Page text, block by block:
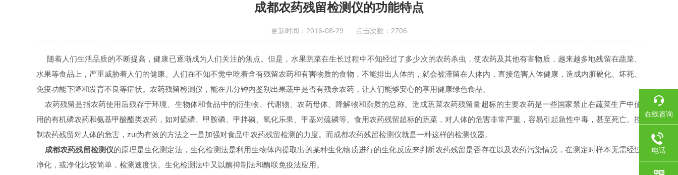
成都农药残留检测仪的功能特点
更新时间：2016-08-29 点击次数：2706
随着人们生活品质的不断提高，健康已逐渐成为人们关注的焦点。但是，水果蔬菜在生长过程中不知经过了多少次的农药杀虫，使农药及其他有害物质，越来越多地残留在蔬菜、
水果等食品上，严重威胁着人们的健康。人们在不知不觉中吃着含有残留农药和有害物质的食物，不能排出人体的，就会被滞留在人体内，直接危害人体健康，造成内脏硬化、坏死、
免疫功能下降和发育不良等症状。农药残留检测仪，能在几分钟内鉴别出果蔬中是否有残余农药，让人们能够安心的享用健康绿色食品。
农药残留是指农药使用后残存于环境、生物体和食品中的衍生物、代谢物、农药母体、降解物和杂质的总称。造成蔬菜农药残留量超标的主要农药是一些国家禁止在蔬菜生产中使
用的有机磷农药和氨基甲酸酯类农药，如对硫磷、甲胺磷、甲拌磷、氧化乐果、甲基对硫磷等。食用农药残留超标的蔬菜，对人体的危害非常严重，容易引起急性中毒，甚至死亡。控
制农药残留对人体的危害，zui为有效的方法之一是加强对食品中农药残留检测的力度。而成都农药残留检测仪就是一种这样的检测仪器。
成都农药残留检测仪的原理是生化测定法，生化检测法是利用生物体内提取出的某种生化物质进行的生化反应来判断农药残留是否存在以及农药污染情况，在测定时样本无需经过
净化，或净化比较简单，检测速度快。生化检测法中又以酶抑制法和酶联免疫法应用。
在线咨询
电话